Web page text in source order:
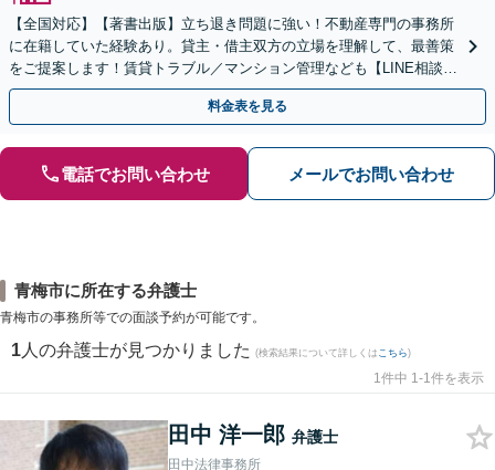
【全国対応】【著書出版】立ち退き問題に強い！不動産専門の事務所
に在籍していた経験あり。貸主・借主双方の立場を理解して、最善策
をご提案します！賃貸トラブル／マンション管理なども【LINE相談可
能】【初回相談30分無料】【土日夜間相談可】
料金表を見る
電話でお問い合わせ メールでお問い合わせ
青梅市に所在する弁護士
青梅市の事務所等での面談予約が可能です。
1 人の弁護士が見つかりました (検索結果について詳しくは こちら)
1件中 1-1件を表示
田中 洋一郎 弁護士
田中法律事務所